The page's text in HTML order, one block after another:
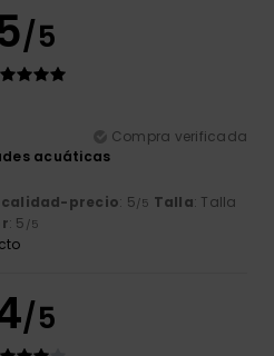
/5
Compra verificada
acuáticas
calidad-precio: 5/5 Talla: Talla
: 5 /5
/5